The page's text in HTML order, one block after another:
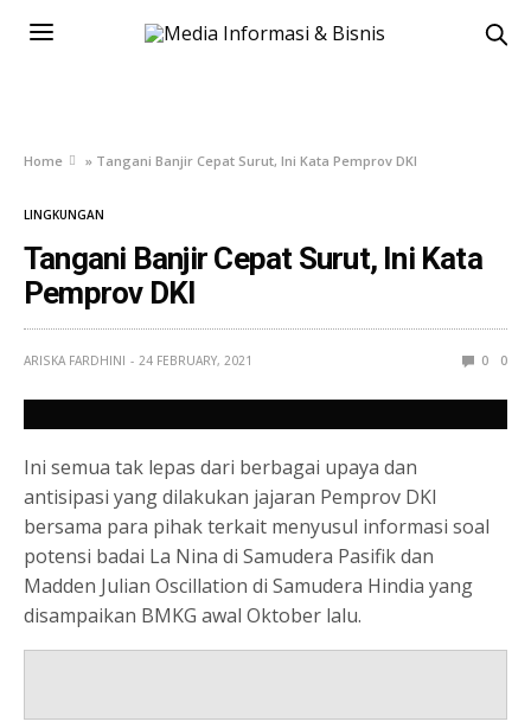
Home » Tangani Banjir Cepat Surut, Ini Kata Pemprov DKI
LINGKUNGAN
Tangani Banjir Cepat Surut, Ini Kata
Pemprov DKI
ARISKA FARDHINI 24 FEBRUARY, 2021 0 0
Ini semua tak lepas dari berbagai upaya dan
antisipasi yang dilakukan jajaran Pemprov DKI
bersama para pihak terkait menyusul informasi soal
potensi badai La Nina di Samudera Pasifik dan
Madden Julian Oscillation di Samudera Hindia yang
disampaikan BMKG awal Oktober lalu.